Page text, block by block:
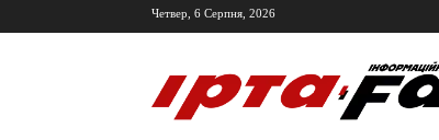
Четвер, 6 Серпня, 2026